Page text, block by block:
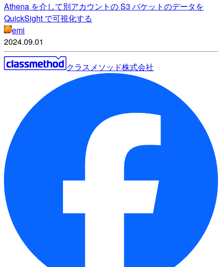
Athena を介して別アカウントの S3 バケットのデータを
QuickSight で可視化する
emi
2024.09.01
クラスメソッド株式会社